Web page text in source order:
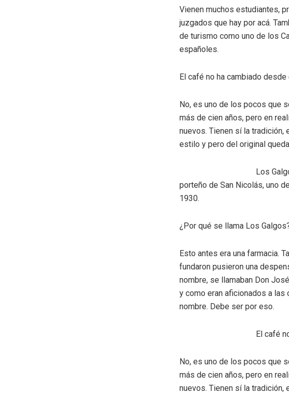
Vienen muchos estudiantes,
juzgados que hay por acá.
de turismo como uno de los
españoles.
El café no ha cambiado desde
No, es uno de los pocos que
más de cien años, pero en
nuevos. Tienen sí la tradición,
estilo y pero del original
Los
porteño de San Nicolás, uno
1930.
¿Por qué se llama Los
Esto antes era una farmacia.
fundaron pusieron una
nombre, se llamaban Don
y como eran aficionados a las
nombre. Debe ser por eso.
El café
No, es uno de los pocos que
más de cien años, pero en
nuevos. Tienen sí la tradición,